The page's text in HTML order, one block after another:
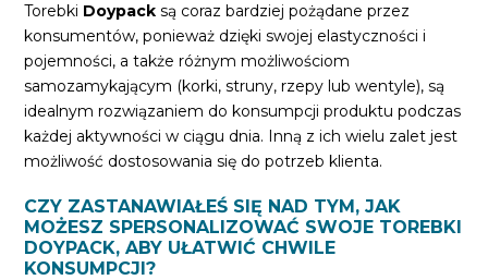
Torebki Doypack są coraz bardziej pożądane przez
konsumentów, ponieważ dzięki swojej elastyczności i
pojemności, a także różnym możliwościom
samozamykającym (korki, struny, rzepy lub wentyle), są
idealnym rozwiązaniem do konsumpcji produktu podczas
każdej aktywności w ciągu dnia. Inną z ich wielu zalet jest
możliwość dostosowania się do potrzeb klienta.
CZY ZASTANAWIAŁEŚ SIĘ NAD TYM, JAK
MOŻESZ SPERSONALIZOWAĆ SWOJE TOREBKI
DOYPACK, ABY UŁATWIĆ CHWILE
KONSUMPCJI?